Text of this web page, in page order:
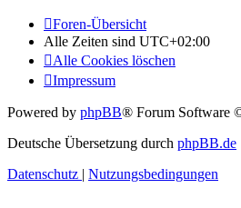
Foren-Übersicht
Alle Zeiten sind UTC+02:00
Alle Cookies löschen
Impressum
Powered by phpBB® Forum Software
Deutsche Übersetzung durch phpBB.de
Datenschutz | Nutzungsbedingungen